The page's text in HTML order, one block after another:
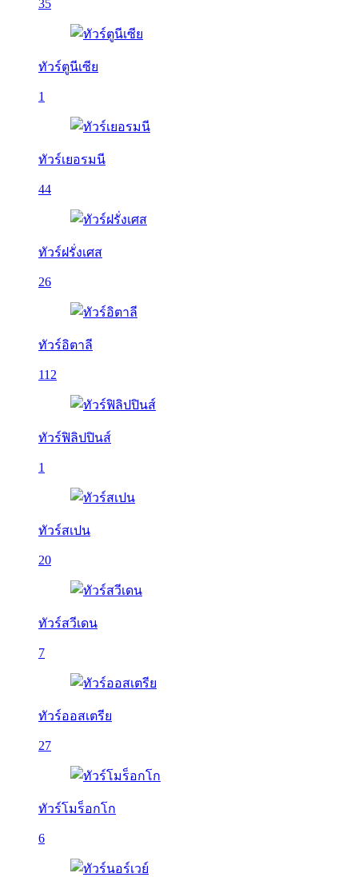
35
ทัวร์ตูนีเซีย
1
ทัวร์เยอรมนี
44
ทัวร์ฝรั่งเศส
26
ทัวร์อิตาลี
112
ทัวร์ฟิลิปปินส์
1
ทัวร์สเปน
20
ทัวร์สวีเดน
7
ทัวร์ออสเตรีย
27
ทัวร์โมร็อกโก
6